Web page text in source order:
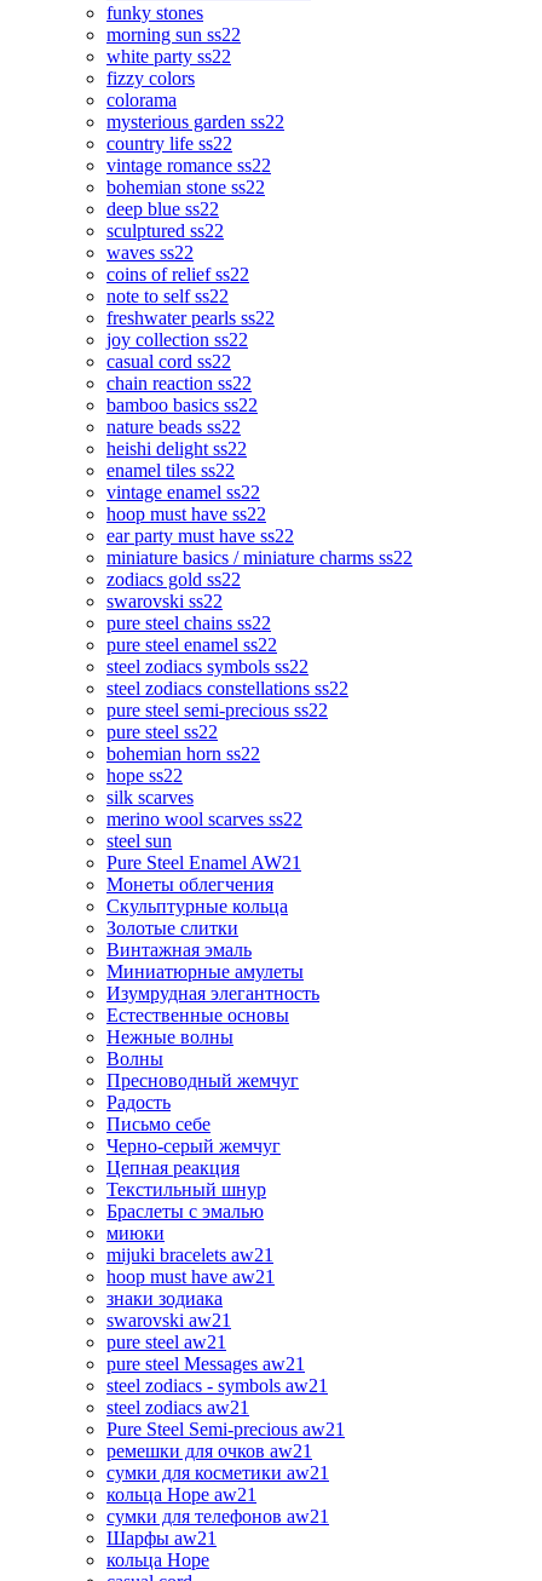
funky stones
morning sun ss22
white party ss22
fizzy colors
colorama
mysterious garden ss22
country life ss22
vintage romance ss22
bohemian stone ss22
deep blue ss22
sculptured ss22
waves ss22
coins of relief ss22
note to self ss22
freshwater pearls ss22
joy collection ss22
casual cord ss22
chain reaction ss22
bamboo basics ss22
nature beads ss22
heishi delight ss22
enamel tiles ss22
vintage enamel ss22
hoop must have ss22
ear party must have ss22
miniature basics / miniature charms ss22
zodiacs gold ss22
swarovski ss22
pure steel chains ss22
pure steel enamel ss22
steel zodiacs symbols ss22
steel zodiacs constellations ss22
pure steel semi-precious ss22
pure steel ss22
bohemian horn ss22
hope ss22
silk scarves
merino wool scarves ss22
steel sun
Pure Steel Enamel AW21
Монеты облегчения
Скульптурные кольца
Золотые слитки
Винтажная эмаль
Миниатюрные амулеты
Изумрудная элегантность
Естественные основы
Нежные волны
Волны
Пресноводный жемчуг
Радость
Письмо себе
Черно-серый жемчуг
Цепная реакция
Текстильный шнур
Браслеты с эмалью
миюки
mijuki bracelets aw21
hoop must have aw21
знаки зодиака
swarovski aw21
pure steel aw21
pure steel Messages aw21
steel zodiacs - symbols aw21
steel zodiacs aw21
Pure Steel Semi-precious aw21
ремешки для очков aw21
сумки для косметики aw21
кольца Hope aw21
сумки для телефонов aw21
Шарфы aw21
кольца Hope